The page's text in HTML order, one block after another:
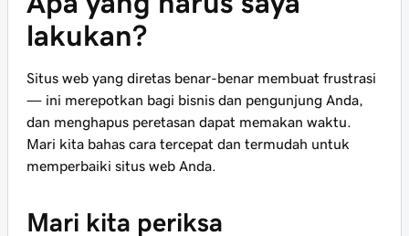
lakukan?
Situs web yang diretas benar-benar membuat frustrasi
— ini merepotkan bagi bisnis dan pengunjung Anda,
dan menghapus peretasan dapat memakan waktu.
Mari kita bahas cara tercepat dan termudah untuk
memperbaiki situs web Anda.
Mari kita periksa